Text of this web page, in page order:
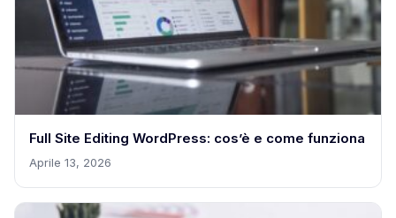
Full Site Editing WordPress: cos’è e come funziona
Aprile 13, 2026